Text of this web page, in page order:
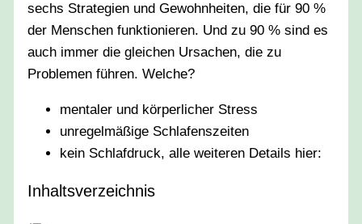
sechs Strategien und Gewohnheiten, die für 90 %
der Menschen funktionieren. Und zu 90 % sind es
auch immer die gleichen Ursachen, die zu
Problemen führen. Welche?
mentaler und körperlicher Stress
unregelmäßige Schlafenszeiten
kein Schlafdruck, alle weiteren Details hier:
Inhaltsverzeichnis